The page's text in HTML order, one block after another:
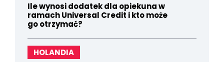
Ile wynosi dodatek dla opiekuna w
ramach Universal Credit i kto może
go otrzymać?
HOLANDIA